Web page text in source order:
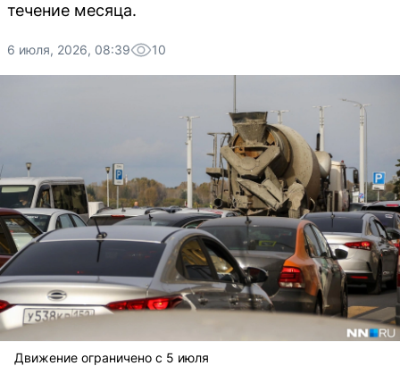
течение месяца.
6 июля, 2026, 08:39 10
Движение ограничено с 5 июля